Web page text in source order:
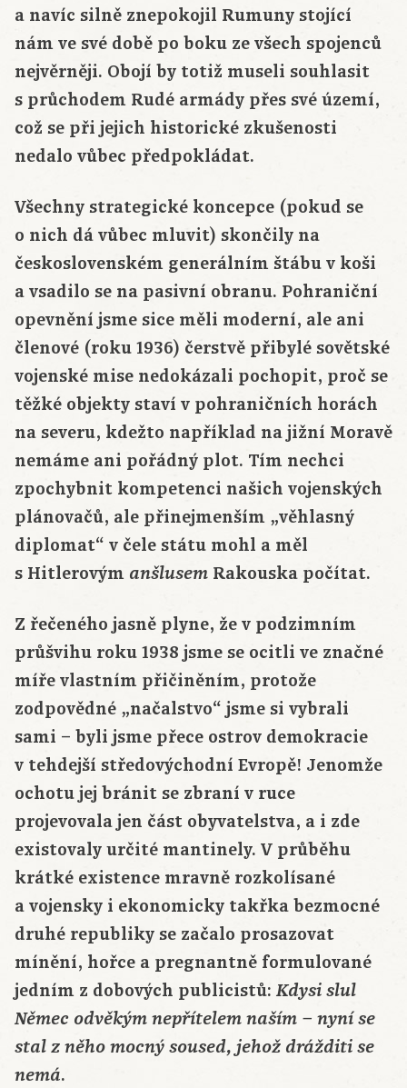
a navíc silně znepokojil Rumuny stojící
nám ve své době po boku ze všech spojenců
nejvěrněji. Obojí by totiž museli souhlasit
s průchodem Rudé armády přes své území,
což se při jejich historické zkušenosti
nedalo vůbec předpokládat.
Všechny strategické koncepce (pokud se
o nich dá vůbec mluvit) skončily na
československém generálním štábu v koši
a vsadilo se na pasivní obranu. Pohraniční
opevnění jsme sice měli moderní, ale ani
členové (roku 1936) čerstvě přibylé sovětské
vojenské mise nedokázali pochopit, proč se
těžké objekty staví v pohraničních horách
na severu, kdežto například na jižní Moravě
nemáme ani pořádný plot. Tím nechci
zpochybnit kompetenci našich vojenských
plánovačů, ale přinejmenším „věhlasný
diplomat“ v čele státu mohl a měl
s Hitlerovým anšlusem Rakouska počítat.
Z řečeného jasně plyne, že v podzimním
průšvihu roku 1938 jsme se ocitli ve značné
míře vlastním přičiněním, protože
zodpovědné „načalstvo“ jsme si vybrali
sami – byli jsme přece ostrov demokracie
v tehdejší středovýchodní Evropě! Jenomže
ochotu jej bránit se zbraní v ruce
projevovala jen část obyvatelstva, a i zde
existovaly určité mantinely. V průběhu
krátké existence mravně rozkolísané
a vojensky i ekonomicky takřka bezmocné
druhé republiky se začalo prosazovat
mínění, hořce a pregnantně formulované
jedním z dobových publicistů: Kdysi slul
Němec odvěkým nepřítelem naším – nyní se
stal z něho mocný soused, jehož drážditi se
nemá.